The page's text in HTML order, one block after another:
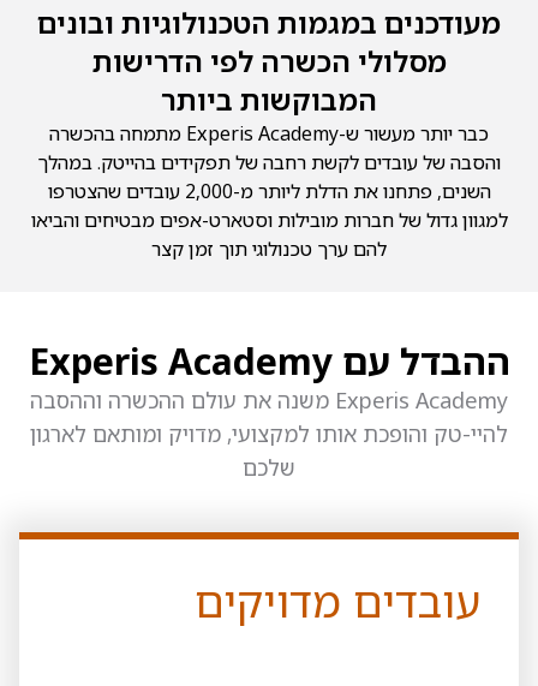
מעודכנים במגמות הטכנולוגיות ובונים
מסלולי הכשרה לפי הדרישות
המבוקשות ביותר
כבר יותר מעשור ש-Experis Academy מתמחה בהכשרה
והסבה של עובדים לקשת רחבה של תפקידים בהייטק. במהלך
השנים, פתחנו את הדלת ליותר מ-2,000 עובדים שהצטרפו
למגוון גדול של חברות מובילות וסטארט-אפים מבטיחים והביאו
להם ערך טכנולוגי תוך זמן קצר
ההבדל עם Experis Academy
Experis Academy משנה את עולם ההכשרה וההסבה
להיי-טק והופכת אותו למקצועי, מדויק ומותאם לארגון
שלכם
עובדים מדויקים